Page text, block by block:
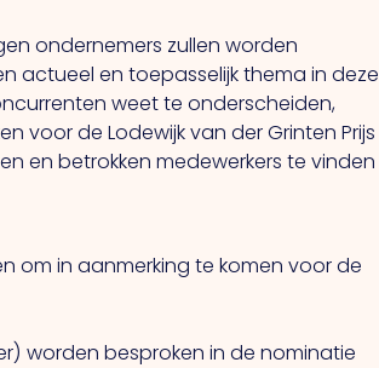
ondernemers zullen worden
actueel en toepasselijk thema in deze
weet te onderscheiden,
voor de Lodewijk van der Grinten Prijs
en betrokken medewerkers te vinden
om in aanmerking te komen voor de
worden besproken in de nominatie